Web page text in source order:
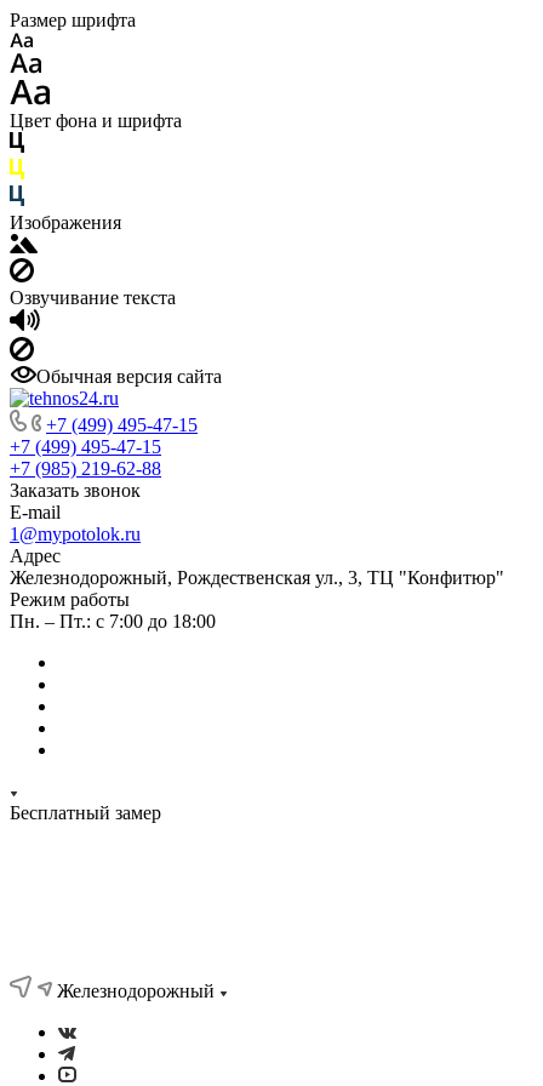
Размер шрифта
Цвет фона и шрифта
Изображения
Озвучивание текста
Обычная версия сайта
+7 (499) 495-47-15
+7 (499) 495-47-15
+7 (985) 219-62-88
Заказать звонок
E-mail
1@mypotolok.ru
Адрес
Железнодорожный, Рождественская ул., 3, ТЦ "Конфитюр"
Режим работы
Пн. – Пт.: с 7:00 до 18:00
Бесплатный замер
Железнодорожный